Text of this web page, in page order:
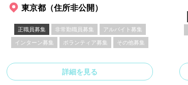
東京都（住所非公開）
正職員募集 非常勤職員募集 アルバイト募集
インターン募集 ボランティア募集 その他募集
詳細を見る